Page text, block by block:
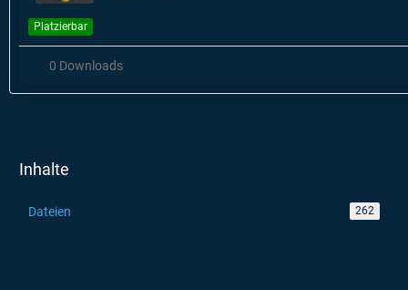
Platzierbar
0 Downloads
Inhalte
Dateien 262